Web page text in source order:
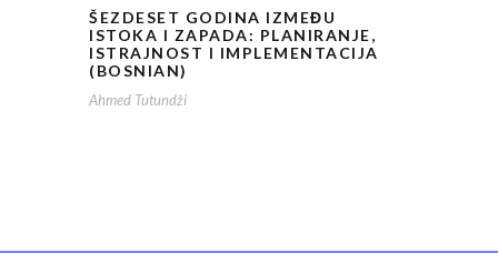
ŠEZDESET GODINA IZMEĐU
ISTOKA I ZAPADA: PLANIRANJE,
ISTRAJNOST I IMPLEMENTACIJA
(BOSNIAN)
Ahmed Tutundži